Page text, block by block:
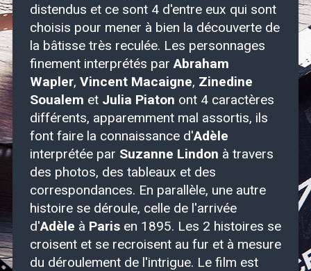
distendus et ce sont 4 d'entre eux qui sont
choisis pour mener à bien la découverte de
la bâtisse très reculée. Les personnages
finement interprétés parAbraham
Wapler, Vincent Macaigne, Zinedine
Soualem et Julia Piaton ont 4 caractères
différents, apparemment mal assortis, ils
font faire la connaissance d'Adèle
interprétée par Suzanne Lindon à travers
des photos, des tableaux et des
correspondances. En parallèle, une autre
histoire se déroule, celle de l'arrivée
d'Adèle à Parisen 1895. Les 2 histoires se
croisent et se recroisent au fur et à mesure
du déroulement de l'intrigue. Le film est